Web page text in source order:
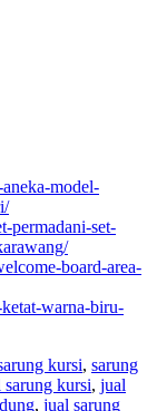
model-
permadani-set-
board-area-
warna-biru-
kursi, sarung
sarung kursi, jual
, jual sarung